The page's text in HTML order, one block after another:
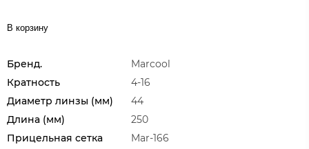
В корзину
Бренд.
Marcool
Кратность
4-16
Диаметр линзы (мм)
44
Длина (мм)
250
Прицельная сетка
Mar-166